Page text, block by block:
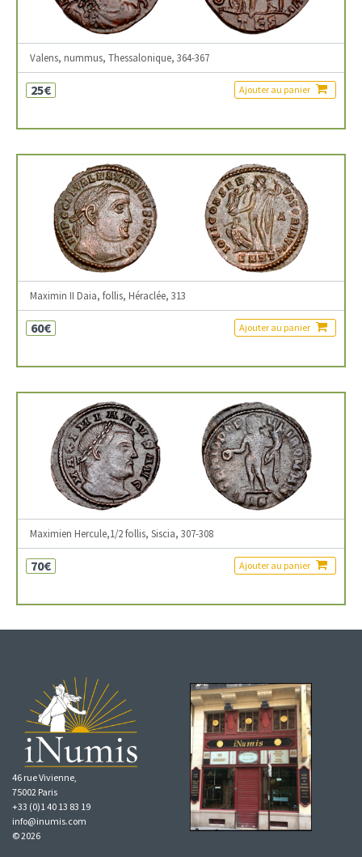
Valens, nummus, Thessalonique, 364-367
25€ Ajouter au panier
Maximin II Daia, follis, Héraclée, 313
60€ Ajouter au panier
Maximien Hercule,1/2 follis, Siscia, 307-308
70€ Ajouter au panier
46 rue Vivienne,
75002 Paris
+33 (0)1 40 13 83 19
info@inumis.com
© 2026